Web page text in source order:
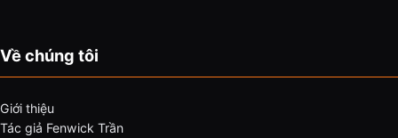
Về chúng tôi
Giới thiệu
Tác giả Fenwick Trần